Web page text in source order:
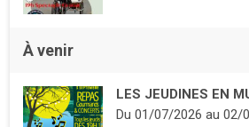
À venir
LES JEUDINES EN
Du 01/07/2026au 02/